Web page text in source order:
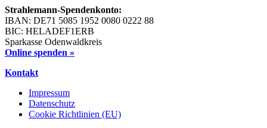
Strahlemann-Spendenkonto:
IBAN: DE71 5085 1952 0080 0222 88
BIC: HELADEF1ERB
Sparkasse Odenwaldkreis
Online spenden »
Kontakt
Impressum
Datenschutz
Cookie Richtlinien (EU)